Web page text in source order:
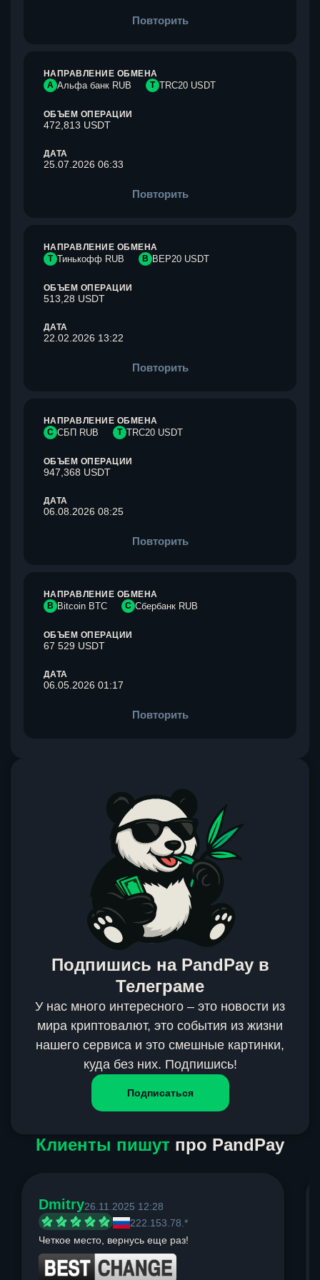
Повторить
НАПРАВЛЕНИЕ ОБМЕНА
А Альфа банк RUB T TRC20 USDT
ОБЪЕМ ОПЕРАЦИИ
472,813 USDT
ДАТА
25.07.2026 06:33
Повторить
НАПРАВЛЕНИЕ ОБМЕНА
Т Тинькофф RUB B BEP20 USDT
ОБЪЕМ ОПЕРАЦИИ
513,28 USDT
ДАТА
22.02.2026 13:22
Повторить
НАПРАВЛЕНИЕ ОБМЕНА
С СБП RUB T TRC20 USDT
ОБЪЕМ ОПЕРАЦИИ
947,368 USDT
ДАТА
06.08.2026 08:25
Повторить
НАПРАВЛЕНИЕ ОБМЕНА
B Bitcoin BTC С Сбербанк RUB
ОБЪЕМ ОПЕРАЦИИ
67 529 USDT
ДАТА
06.05.2026 01:17
Повторить
Подпишись на PandPay в
Телеграме
У нас много интересного – это новости из
мира криптовалют, это события из жизни
нашего сервиса и это смешные картинки,
куда без них. Подпишись!
Подписаться
Клиенты пишут про PandPay
Dmitry26.11.2025 12:28
222.153.78.*
Четкое место, вернусь еще раз!